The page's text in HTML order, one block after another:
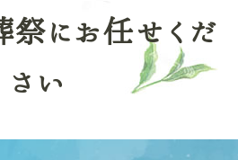
にお任せくだ
さい